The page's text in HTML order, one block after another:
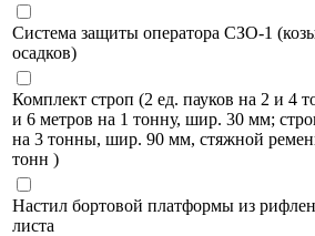
Система защиты оператора СЗО-1
осадков)
Комплект строп (2 ед. пауков на 2 и 4
и 6 метров на 1 тонну, шир. 30 мм;
на 3 тонны, шир. 90 мм, стяжной
тонн )
Настил бортовой платформы из
листа